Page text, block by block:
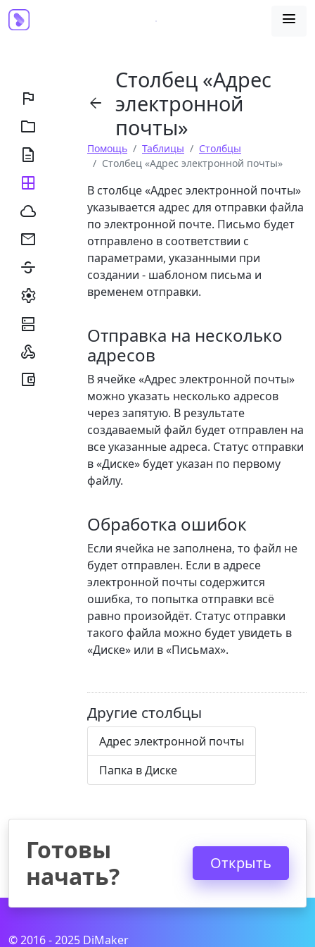













Столбец «Адрес
электронной
почты»
Помощь Таблицы
Столбцы
Столбец «Адрес электронной почты»
В столбце «Адрес электронной почты»
указывается адрес для отправки файла
по электронной почте. Письмо будет
отправлено в соответствии с
параметрами, указанными при
создании - шаблоном письма и
временем отправки.
Отправка на несколько
адресов
В ячейке «Адрес электронной почты»
можно указать несколько адресов
через запятую. В результате
создаваемый файл будет отправлен на
все указанные адреса. Статус отправки
в «Диске» будет указан по первому
файлу.
Обработка ошибок
Если ячейка не заполнена, то файл не
будет отправлен. Если в адресе
электронной почты содержится
ошибка, то попытка отправки всё
равно произойдёт. Статус отправки
такого файла можно будет увидеть в
«Диске» или в «Письмах».
Другие столбцы
Адрес электронной почты
Папка в Диске
Готовы
начать?
Открыть
© 2016 - 2025 DiMaker